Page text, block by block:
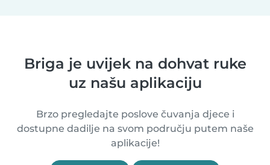
Briga je uvijek na dohvat ruke
uz našu aplikaciju
Brzo pregledajte poslove čuvanja djece i
dostupne dadilje na svom području putem naše
aplikacije!